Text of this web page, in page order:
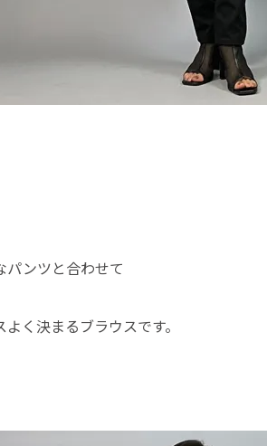
パンツと合わせて
く決まるブラウスです。